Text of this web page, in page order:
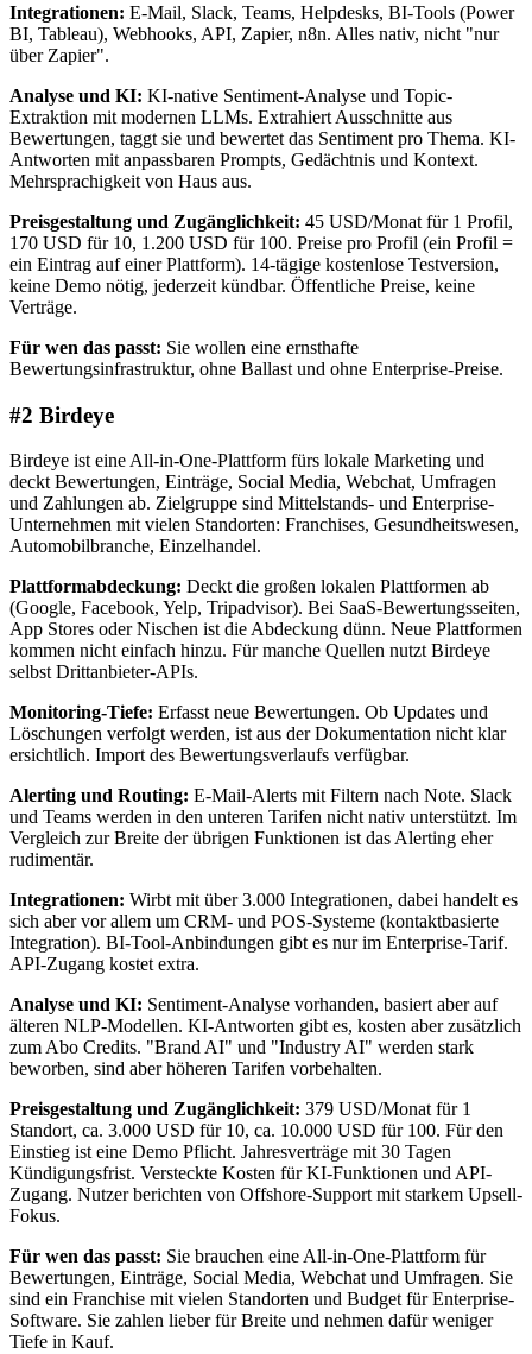
Integrationen: E-Mail, Slack, Teams, Helpdesks, BI-Tools (Power
BI, Tableau), Webhooks, API, Zapier, n8n. Alles nativ, nicht "nur
über Zapier".
Analyse und KI: KI-native Sentiment-Analyse und Topic-
Extraktion mit modernen LLMs. Extrahiert Ausschnitte aus
Bewertungen, taggt sie und bewertet das Sentiment pro Thema. KI-
Antworten mit anpassbaren Prompts, Gedächtnis und Kontext.
Mehrsprachigkeit von Haus aus.
Preisgestaltung und Zugänglichkeit: 45 USD/Monat für 1 Profil,
170 USD für 10, 1.200 USD für 100. Preise pro Profil (ein Profil =
ein Eintrag auf einer Plattform). 14-tägige kostenlose Testversion,
keine Demo nötig, jederzeit kündbar. Öffentliche Preise, keine
Verträge.
Für wen das passt: Sie wollen eine ernsthafte
Bewertungsinfrastruktur, ohne Ballast und ohne Enterprise-Preise.
#2 Birdeye
Birdeye ist eine All-in-One-Plattform fürs lokale Marketing und
deckt Bewertungen, Einträge, Social Media, Webchat, Umfragen
und Zahlungen ab. Zielgruppe sind Mittelstands- und Enterprise-
Unternehmen mit vielen Standorten: Franchises, Gesundheitswesen,
Automobilbranche, Einzelhandel.
Plattformabdeckung: Deckt die großen lokalen Plattformen ab
(Google, Facebook, Yelp, Tripadvisor). Bei SaaS-Bewertungsseiten,
App Stores oder Nischen ist die Abdeckung dünn. Neue Plattformen
kommen nicht einfach hinzu. Für manche Quellen nutzt Birdeye
selbst Drittanbieter-APIs.
Monitoring-Tiefe: Erfasst neue Bewertungen. Ob Updates und
Löschungen verfolgt werden, ist aus der Dokumentation nicht klar
ersichtlich. Import des Bewertungsverlaufs verfügbar.
Alerting und Routing: E-Mail-Alerts mit Filtern nach Note. Slack
und Teams werden in den unteren Tarifen nicht nativ unterstützt. Im
Vergleich zur Breite der übrigen Funktionen ist das Alerting eher
rudimentär.
Integrationen: Wirbt mit über 3.000 Integrationen, dabei handelt es
sich aber vor allem um CRM- und POS-Systeme (kontaktbasierte
Integration). BI-Tool-Anbindungen gibt es nur im Enterprise-Tarif.
API-Zugang kostet extra.
Analyse und KI: Sentiment-Analyse vorhanden, basiert aber auf
älteren NLP-Modellen. KI-Antworten gibt es, kosten aber zusätzlich
zum Abo Credits. "Brand AI" und "Industry AI" werden stark
beworben, sind aber höheren Tarifen vorbehalten.
Preisgestaltung und Zugänglichkeit: 379 USD/Monat für 1
Standort, ca. 3.000 USD für 10, ca. 10.000 USD für 100. Für den
Einstieg ist eine Demo Pflicht. Jahresverträge mit 30 Tagen
Kündigungsfrist. Versteckte Kosten für KI-Funktionen und API-
Zugang. Nutzer berichten von Offshore-Support mit starkem Upsell-
Fokus.
Für wen das passt: Sie brauchen eine All-in-One-Plattform für
Bewertungen, Einträge, Social Media, Webchat und Umfragen. Sie
sind ein Franchise mit vielen Standorten und Budget für Enterprise-
Software. Sie zahlen lieber für Breite und nehmen dafür weniger
Tiefe in Kauf.